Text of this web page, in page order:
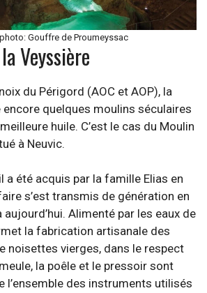
Gouffre de Proumeyssac
Veyssière
du Périgord (AOC et AOP), la
quelques moulins séculaires
huile. C’est le cas du Moulin
à Neuvic.
a été acquis par la famille Elias en
s’est transmis de génération en
aujourd’hui. Alimenté par les eaux de
la fabrication artisanale des
noisettes vierges, dans le respect
la poêle et le pressoir sont
l’ensemble des instruments utilisés